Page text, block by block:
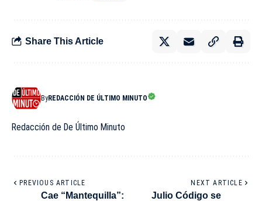
Share This Article
ByREDACCIÓN DE ÚLTIMO MINUTO
Redacción de De Último Minuto
PREVIOUS ARTICLE
Cae “Mantequilla”:
NEXT ARTICLE
Julio Código se